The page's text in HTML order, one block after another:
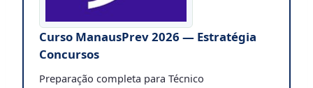
Curso ManausPrev 2026 — Estratégia
Concursos
Preparação completa para Técnico